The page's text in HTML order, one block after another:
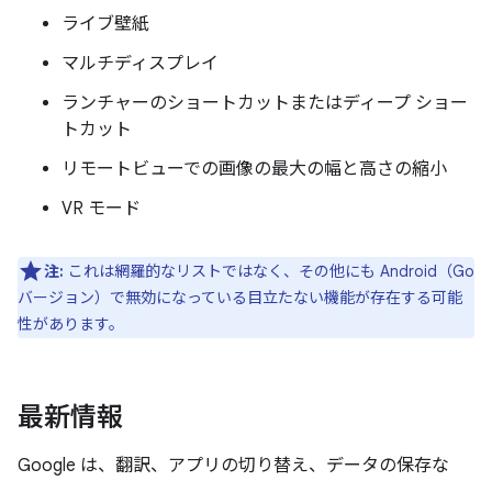
ライブ壁紙
マルチディスプレイ
ランチャーのショートカットまたはディープ ショー
トカット
リモートビューでの画像の最大の幅と高さの縮小
VR モード
注: これは網羅的なリストではなく、その他にも Android（Go
バージョン）で無効になっている目立たない機能が存在する可能
性があります。
最新情報
Google は、翻訳、アプリの切り替え、データの保存な